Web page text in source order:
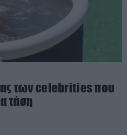
των celebrities που
τάση